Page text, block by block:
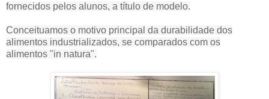
fornecidos pelos alunos, a título de modelo.
Conceituamos o motivo principal da durabilidade dos
alimentos industrializados, se comparados com os
alimentos "in natura".